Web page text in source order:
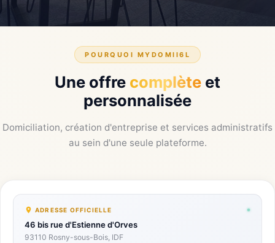
POURQUOI MYDOMII6L
Une offre complète et
personnalisée
Domiciliation, création d'entreprise et services administratifs
au sein d'une seule plateforme.
ADRESSE OFFICIELLE
46 bis rue d'Estienne d'Orves
93110 Rosny-sous-Bois, IDF